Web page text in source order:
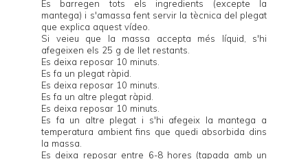
Es barregen tots els ingredients (excepte la
mantega) i s'amassa fent servir la tècnica del plegat
que explica aquest vídeo
Si veieu que la massa accepta més líquid, s'hi
afegeixen els 25 g de llet restants.
Es deixa reposar 10 minuts.
Es fa un plegat ràpid.
Es deixa reposar 10 minuts.
Es fa un altre plegat ràpid.
Es deixa reposar 10 minuts.
Es fa un altre plegat i s'hi afegeix la mantega a
temperatura ambient fins que quedi absorbida dins
la massa.
Es deixa reposar entre 6-8 hores (tapada amb un